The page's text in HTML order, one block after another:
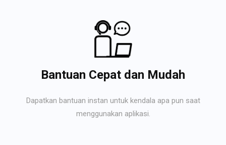
Bantuan Cepat dan Mudah
Dapatkan bantuan instan untuk kendala apa pun saat
menggunakan aplikasi.